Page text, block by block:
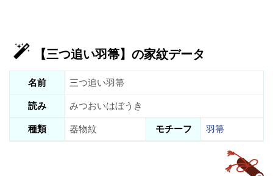
【三つ追い羽箒】の家紋データ
名前
三つ追い羽箒
読み
みつおいはぼうき
種類
器物紋 モチーフ 羽箒